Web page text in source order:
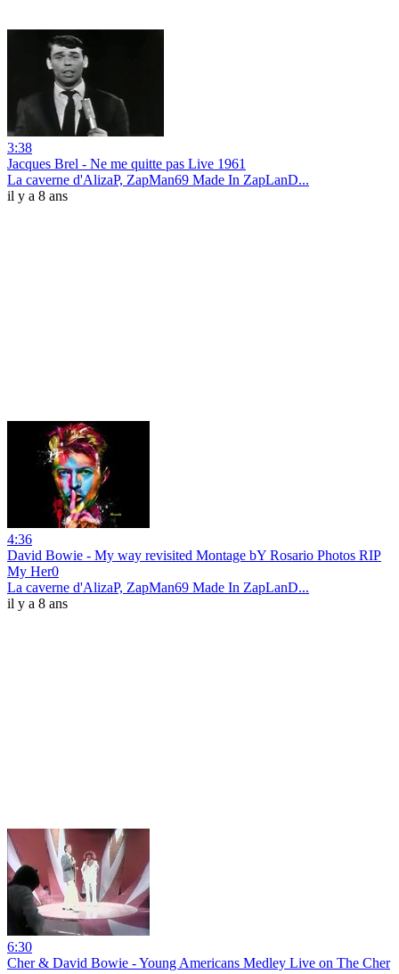
3:38
Jacques Brel - Ne me quitte pas Live 1961
La caverne d'AlizaP, ZapMan69 Made In ZapLanD...
il y a 8 ans
4:36
David Bowie - My way revisited Montage bY Rosario Photos RIP
My Her0
La caverne d'AlizaP, ZapMan69 Made In ZapLanD...
il y a 8 ans
6:30
Cher & David Bowie - Young Americans Medley Live on The Cher